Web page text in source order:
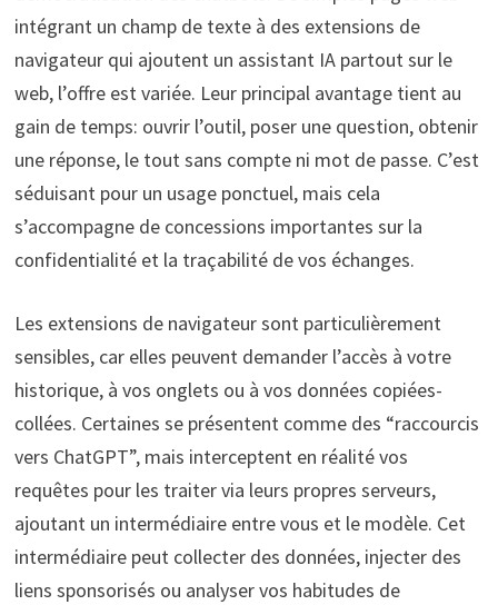
intégrant un champ de texte à des extensions de
navigateur qui ajoutent un assistant IA partout sur le
web, l’offre est variée. Leur principal avantage tient au
gain de temps: ouvrir l’outil, poser une question, obtenir
une réponse, le tout sans compte ni mot de passe. C’est
séduisant pour un usage ponctuel, mais cela
s’accompagne de concessions importantes sur la
confidentialité et la traçabilité de vos échanges.
Les extensions de navigateur sont particulièrement
sensibles, car elles peuvent demander l’accès à votre
historique, à vos onglets ou à vos données copiées-
collées. Certaines se présentent comme des “raccourcis
vers ChatGPT”, mais interceptent en réalité vos
requêtes pour les traiter via leurs propres serveurs,
ajoutant un intermédiaire entre vous et le modèle. Cet
intermédiaire peut collecter des données, injecter des
liens sponsorisés ou analyser vos habitudes de